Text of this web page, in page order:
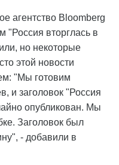
агентство Bloomberg
"Россия вторглась в
но некоторые
этой новости
"Мы готовим
и заголовок "Россия
опубликован. Мы
Заголовок был
- добавили в